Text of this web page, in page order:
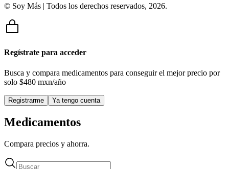
© Soy Más | Todos los derechos reservados, 2026.
Regístrate para acceder
Busca y compara medicamentos para conseguir el mejor precio por
solo $480 mxn/año
Registrarme Ya tengo cuenta
Medicamentos
Compara precios y ahorra.